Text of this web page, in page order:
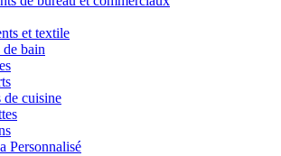
et textile
bain
de cuisine
Personnalisé